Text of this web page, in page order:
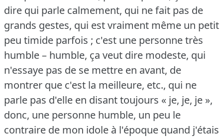
dire qui parle calmement, qui ne fait pas de
grands gestes, qui est vraiment même un petit
peu timide parfois ; c'est une personne très
humble – humble, ça veut dire modeste, qui
n'essaye pas de se mettre en avant, de
montrer que c'est la meilleure, etc., qui ne
parle pas d'elle en disant toujours « je, je, je »,
donc, une personne humble, un peu le
contraire de mon idole à l'époque quand j'étais